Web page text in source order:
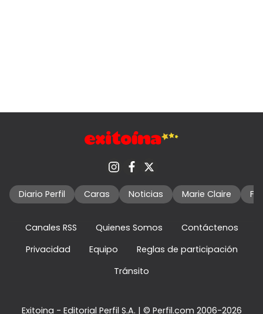
Diario Perfil Caras Noticias Marie Claire
Canales RSS Quienes Somos
Contáctenos
Privacidad
Equipo
Reglas de participación
Tránsito
Exitoina - Editorial Perfil S.A. | © Perfil.com 2006-2026